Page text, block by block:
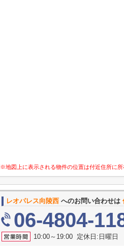
※地図上に表示される物件の位置は付近住所に
レオパレス向陵西 へのお問い合わせは
06-4804-
10:00～19:00 定休日:日曜日